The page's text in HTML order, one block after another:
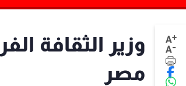
A+
A-
وزير الثقافة
مصر